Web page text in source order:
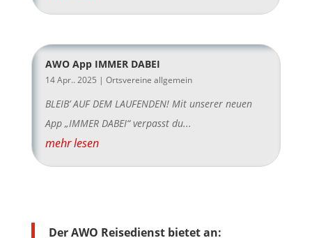
AWO App IMMER DABEI
14 Apr.. 2025 | Ortsvereine allgemein
BLEIB’ AUF DEM LAUFENDEN! Mit unserer neuen
App „IMMER DABEI“ verpasst du...
mehr lesen
Der AWO Reisedienst bietet an: